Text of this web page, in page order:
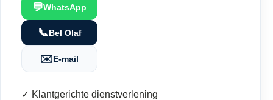
💬WhatsApp
📞Bel Olaf
✉️E-mail
✓ Klantgerichte dienstverlening